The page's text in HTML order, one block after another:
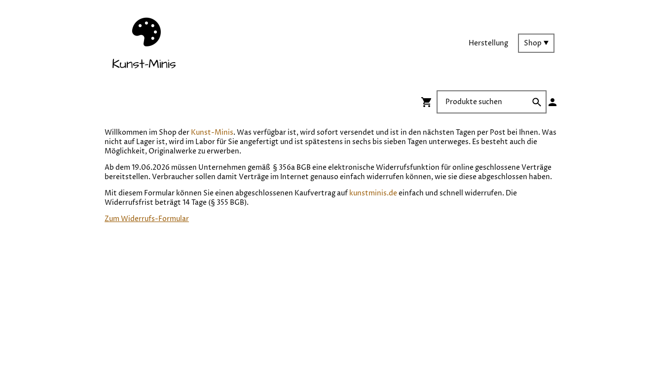
Herstellung Shop
Willkommen im Shop der Kunst-Minis. Was verfügbar ist, wird sofort versendet und ist in den nächsten Tagen per Post bei Ihnen. Was
nicht auf Lager ist, wird im Labor für Sie angefertigt und ist spätestens in sechs bis sieben Tagen unterweges. Es besteht auch die
Möglichkeit, Originalwerke zu erwerben.
Ab dem 19.06.2026 müssen Unternehmen gemäß § 356a BGB eine elektronische Widerrufsfunktion für online geschlossene Verträge
bereitstellen. Verbraucher sollen damit Verträge im Internet genauso einfach widerrufen können, wie sie diese abgeschlossen haben.
Mit diesem Formular können Sie einen abgeschlossenen Kaufvertrag auf kunstminis.deeinfach und schnell widerrufen. Die
Widerrufsfrist beträgt 14 Tage (§ 355 BGB).
Zum Widerrufs-Formular